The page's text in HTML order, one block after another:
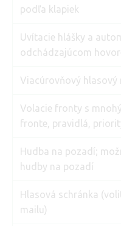
podľa klapiek
Uvítacie hlášky a
odchádzajúcom
Viacúrovňový hlasový
Volacie fronty s
fronte, pravidlá,
Hudba na pozadí;
hudby na pozadí
Hlasová schránka
mailu)